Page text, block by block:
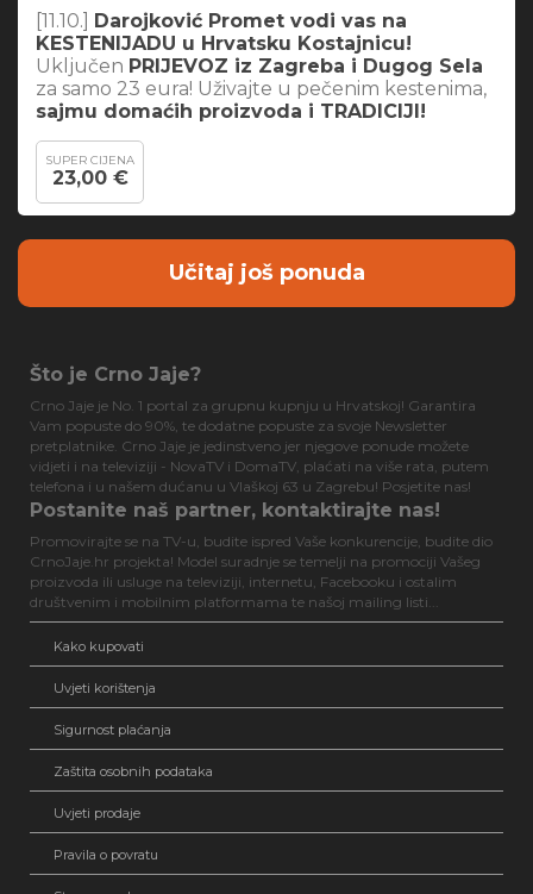
[11.10.]
Darojković Promet vodi vas na
KESTENIJADU u Hrvatsku Kostajnicu!
Uključen PRIJEVOZ iz Zagreba i Dugog Sela
za samo 23 eura! Uživajte u pečenim kestenima,
sajmu domaćih proizvoda i TRADICIJI!
SUPER CIJENA
23,00 €
Učitaj još ponuda
Što je Crno Jaje?
Crno Jaje je No. 1 portal za grupnu kupnju u Hrvatskoj! Garantira
Vam popuste do 90%, te dodatne popuste za svoje Newsletter
pretplatnike. Crno Jaje je jedinstveno jer njegove ponude možete
vidjeti i na televiziji - NovaTV i DomaTV, plaćati na više rata, putem
telefona i u našem dućanu u Vlaškoj 63 u Zagrebu! Posjetite nas!
Postanite naš partner, kontaktirajte nas!
Promovirajte se na TV-u, budite ispred Vaše konkurencije, budite dio
CrnoJaje.hr projekta! Model suradnje se temelji na promociji Vašeg
proizvoda ili usluge na televiziji, internetu, Facebooku i ostalim
društvenim i mobilnim platformama te našoj mailing listi...
Kako kupovati
Uvjeti korištenja
Sigurnost plaćanja
Zaštita osobnih podataka
Uvjeti prodaje
Pravila o povratu